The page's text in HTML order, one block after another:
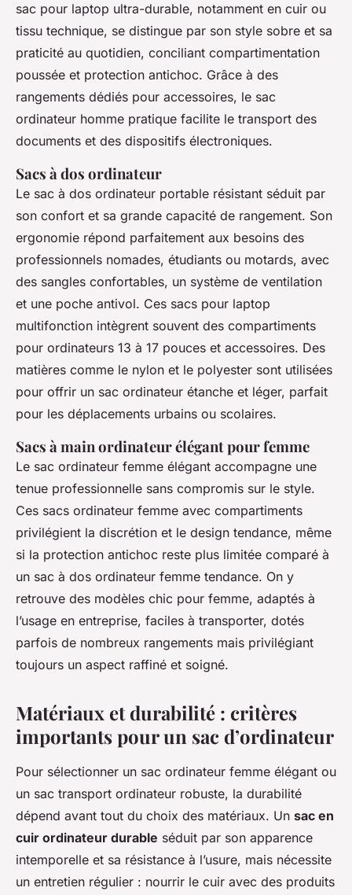
sac pour laptop ultra-durable, notamment en cuir ou
tissu technique, se distingue par son style sobre et sa
praticité au quotidien, conciliant compartimentation
poussée et protection antichoc. Grâce à des
rangements dédiés pour accessoires, le sac
ordinateur homme pratique facilite le transport des
documents et des dispositifs électroniques.
Sacs à dos ordinateur
Le sac à dos ordinateur portable résistant séduit par
son confort et sa grande capacité de rangement. Son
ergonomie répond parfaitement aux besoins des
professionnels nomades, étudiants ou motards, avec
des sangles confortables, un système de ventilation
et une poche antivol. Ces sacs pour laptop
multifonction intègrent souvent des compartiments
pour ordinateurs 13 à 17 pouces et accessoires. Des
matières comme le nylon et le polyester sont utilisées
pour offrir un sac ordinateur étanche et léger, parfait
pour les déplacements urbains ou scolaires.
Sacs à main ordinateur élégant pour femme
Le sac ordinateur femme élégant accompagne une
tenue professionnelle sans compromis sur le style.
Ces sacs ordinateur femme avec compartiments
privilégient la discrétion et le design tendance, même
si la protection antichoc reste plus limitée comparé à
un sac à dos ordinateur femme tendance. On y
retrouve des modèles chic pour femme, adaptés à
l’usage en entreprise, faciles à transporter, dotés
parfois de nombreux rangements mais privilégiant
toujours un aspect raffiné et soigné.
Matériaux et durabilité : critères
importants pour un sac d’ordinateur
Pour sélectionner un sac ordinateur femme élégant ou
un sac transport ordinateur robuste, la durabilité
dépend avant tout du choix des matériaux. Un sac en
cuir ordinateur durable séduit par son apparence
intemporelle et sa résistance à l’usure, mais nécessite
un entretien régulier : nourrir le cuir avec des produits